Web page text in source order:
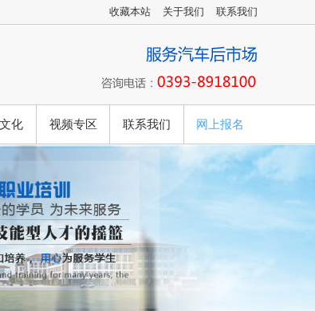
联系我们
关于我们
收藏本站
化 视频专区 联系我们 网上报名